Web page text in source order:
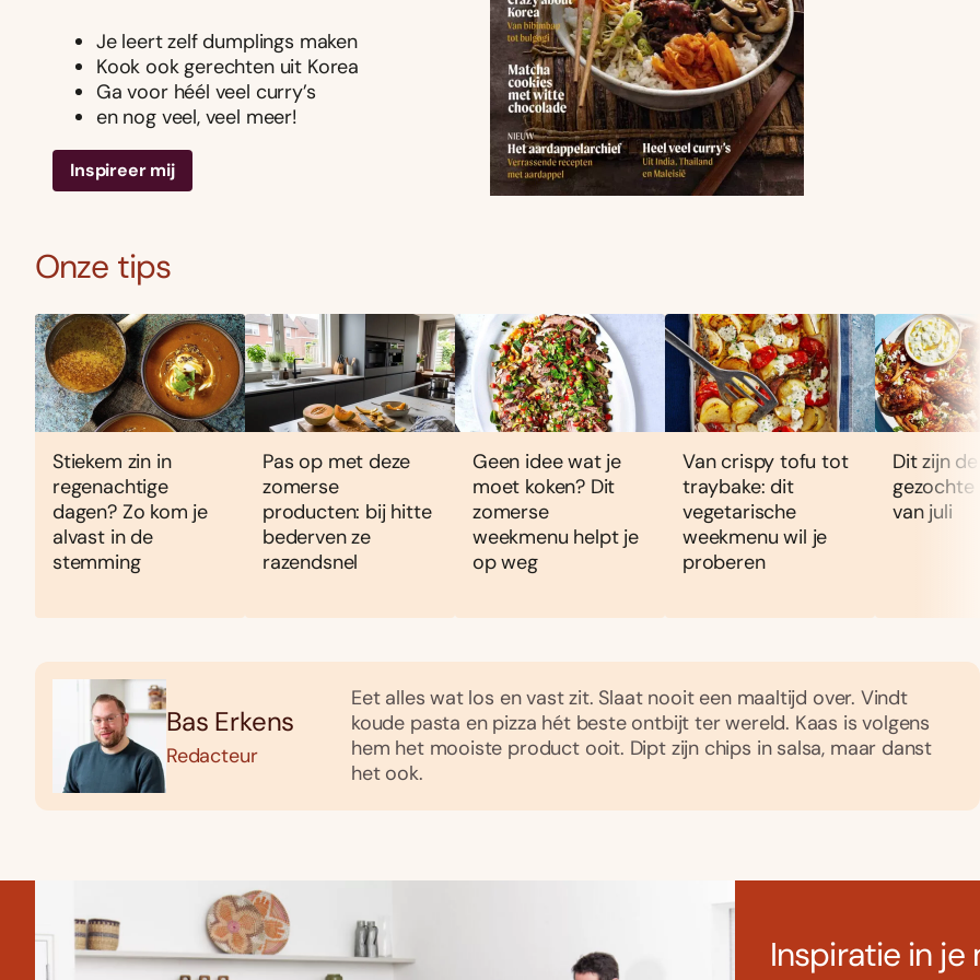
Je leert zelf dumplings maken
Kook ook gerechten uit Korea
Ga voor héél veel curry’s
en nog veel, veel meer!
Inspireer mij
Onze tips
Stiekem zin in
regenachtige
dagen? Zo kom je
alvast in de
stemming
Pas op met deze
zomerse
producten: bij hitte
bederven ze
razendsnel
Geen idee wat je
moet koken? Dit
zomerse
weekmenu helpt je
op weg
Van crispy tofu tot
traybake: dit
vegetarische
weekmenu wil je
proberen
Dit zijn de
gezochte
van juli
Bas Erkens
Redacteur
Eet alles wat los en vast zit. Slaat nooit een maaltijd over. Vindt
koude pasta en pizza hét beste ontbijt ter wereld. Kaas is volgens
hem het mooiste product ooit. Dipt zijn chips in salsa, maar danst
het ook.
Inspiratie in je